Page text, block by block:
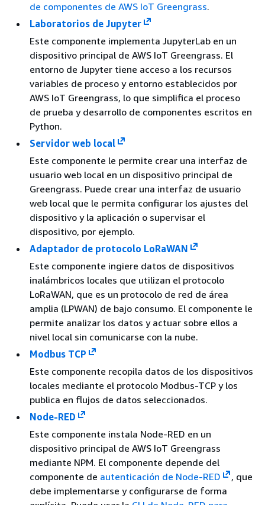
de componentes de AWS IoT Greengrass.
Laboratorios de Jupyter
Este componente implementa JupyterLab en un
dispositivo principal de AWS IoT Greengrass. El
entorno de Jupyter tiene acceso a los recursos
variables de proceso y entorno establecidos por
AWS IoT Greengrass, lo que simplifica el proceso
de prueba y desarrollo de componentes escritos en
Python.
Servidor web local
Este componente le permite crear una interfaz de
usuario web local en un dispositivo principal de
Greengrass. Puede crear una interfaz de usuario
web local que le permita configurar los ajustes del
dispositivo y la aplicación o supervisar el
dispositivo, por ejemplo.
Adaptador de protocolo LoRaWAN
Este componente ingiere datos de dispositivos
inalámbricos locales que utilizan el protocolo
LoRaWAN, que es un protocolo de red de área
amplia (LPWAN) de bajo consumo. El componente le
permite analizar los datos y actuar sobre ellos a
nivel local sin comunicarse con la nube.
Modbus TCP
Este componente recopila datos de los dispositivos
locales mediante el protocolo Modbus-TCP y los
publica en flujos de datos seleccionados.
Node-RED
Este componente instala Node-RED en un
dispositivo principal de AWS IoT Greengrass
mediante NPM. El componente depende del
componente de autenticación de Node-RED
, que
debe implementarse y configurarse de forma